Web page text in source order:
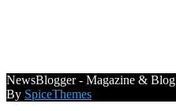
NewsBlogger - Magazine & Blog
By SpiceThemes